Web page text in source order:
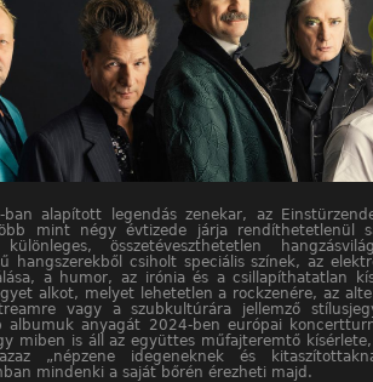
ban alapított legendás zenekar, az
mint négy évtizede járja rendíthetetlenül
különleges, összetéveszthetetlen
hangszerekből csiholt speciális színek, az
a humor, az irónia és a csillapíthatatlan
alkot, melyet lehetetlen a rockzenére, az
vagy a szubkultúrára jellemző
albumuk anyagát 2024-ben európai
miben is áll az együttes műfajteremtő
„népzene idegeneknek és
mindenki a saját bőrén érezheti majd.